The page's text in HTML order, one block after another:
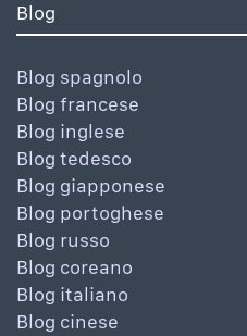
Blog
Blog spagnolo
Blog francese
Blog inglese
Blog tedesco
Blog giapponese
Blog portoghese
Blog russo
Blog coreano
Blog italiano
Blog cinese